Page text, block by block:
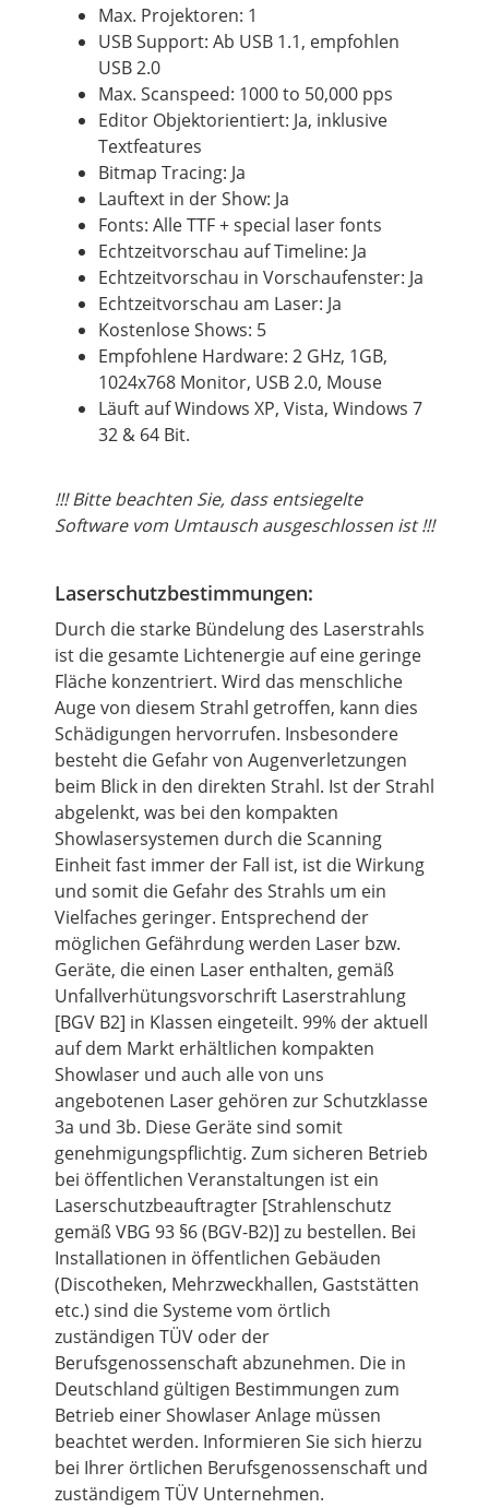
Max. Projektoren: 1
USB Support: Ab USB 1.1, empfohlen
USB 2.0
Max. Scanspeed: 1000 to 50,000 pps
Editor Objektorientiert: Ja, inklusive
Textfeatures
Bitmap Tracing: Ja
Lauftext in der Show: Ja
Fonts: Alle TTF + special laser fonts
Echtzeitvorschau auf Timeline: Ja
Echtzeitvorschau in Vorschaufenster: Ja
Echtzeitvorschau am Laser: Ja
Kostenlose Shows: 5
Empfohlene Hardware: 2 GHz, 1GB,
1024x768 Monitor, USB 2.0, Mouse
Läuft auf Windows XP, Vista, Windows 7
32 & 64 Bit.
!!! Bitte beachten Sie, dass entsiegelte
Software vom Umtausch ausgeschlossen ist !!!
Laserschutzbestimmungen:
Durch die starke Bündelung des Laserstrahls
ist die gesamte Lichtenergie auf eine geringe
Fläche konzentriert. Wird das menschliche
Auge von diesem Strahl getroffen, kann dies
Schädigungen hervorrufen. Insbesondere
besteht die Gefahr von Augenverletzungen
beim Blick in den direkten Strahl. Ist der Strahl
abgelenkt, was bei den kompakten
Showlasersystemen durch die Scanning
Einheit fast immer der Fall ist, ist die Wirkung
und somit die Gefahr des Strahls um ein
Vielfaches geringer. Entsprechend der
möglichen Gefährdung werden Laser bzw.
Geräte, die einen Laser enthalten, gemäß
Unfallverhütungsvorschrift Laserstrahlung
[BGV B2] in Klassen eingeteilt. 99% der aktuell
auf dem Markt erhältlichen kompakten
Showlaser und auch alle von uns
angebotenen Laser gehören zur Schutzklasse
3a und 3b. Diese Geräte sind somit
genehmigungspflichtig. Zum sicheren Betrieb
bei öffentlichen Veranstaltungen ist ein
Laserschutzbeauftragter [Strahlenschutz
gemäß VBG 93 §6 (BGV-B2)] zu bestellen. Bei
Installationen in öffentlichen Gebäuden
(Discotheken, Mehrzweckhallen, Gaststätten
etc.) sind die Systeme vom örtlich
zuständigen TÜV oder der
Berufsgenossenschaft abzunehmen. Die in
Deutschland gültigen Bestimmungen zum
Betrieb einer Showlaser Anlage müssen
beachtet werden. Informieren Sie sich hierzu
bei Ihrer örtlichen Berufsgenossenschaft und
zuständigem TÜV Unternehmen.